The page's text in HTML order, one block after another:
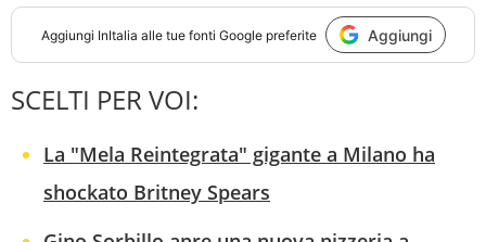
Aggiungi InItalia alle tue fonti Google preferite Aggiungi
SCELTI PER VOI:
La "Mela Reintegrata" gigante a Milano ha
shockato Britney Spears